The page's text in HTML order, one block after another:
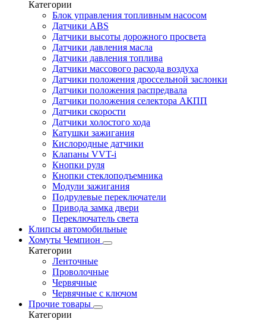
Категории
Блок управления топливным насосом
Датчики ABS
Датчики высоты дорожного просвета
Датчики давления масла
Датчики давления топлива
Датчики массового расхода воздуха
Датчики положения дроссельной заслонки
Датчики положения распредвала
Датчики положения селектора АКПП
Датчики скорости
Датчики холостого хода
Катушки зажигания
Кислородные датчики
Клапаны VVT-i
Кнопки руля
Кнопки стеклоподъемника
Модули зажигания
Подрулевые переключатели
Привода замка двери
Переключатель света
Клипсы автомобильные
Хомуты Чемпион
Категории
Ленточные
Проволочные
Червячные
Червячные с ключом
Прочие товары
Категории